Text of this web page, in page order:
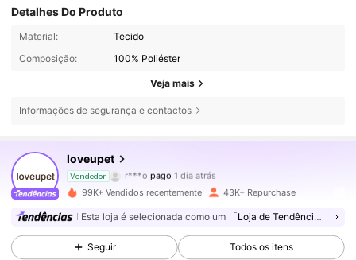
Detalhes Do Produto
Material:
Tecido
Composição:
100% Poliéster
Veja mais
Informações de segurança e contactos
loveupet
Vendedor
4***8 seguiu6 horas atrás
4,86 7.6K Seguidores
99K+ Vendidos recentemente 43K+ Repurchase
Esta loja é selecionada como um 「Loja de Tendências」
Seguir Todos os itens